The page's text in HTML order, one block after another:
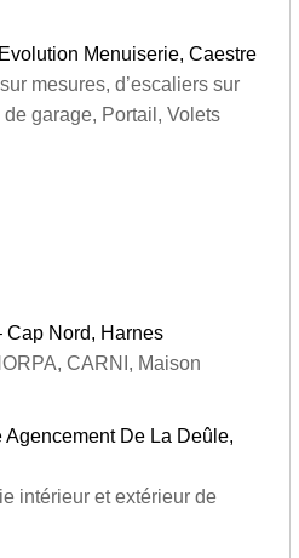
Menuiserie, Caestre
mesures, d’escaliers sur
garage, Portail, Volets
Cap Nord, Harnes
CARNI, Maison
De La Deûle,
intérieur et extérieur de